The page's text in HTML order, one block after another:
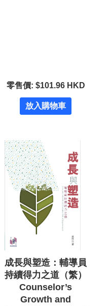
零售價: $101.96 HKD
放入購物車
成長與塑造：輔導員
持續得力之道（繁）
Counselor’s
Growth and